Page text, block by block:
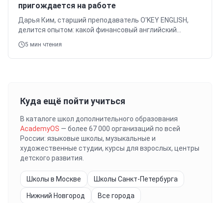
пригождается на работе
Дарья Ким, старший преподаватель O'KEY ENGLISH,
делится опытом: какой финансовый английский
действительно нужен аналитикам и финансистам. 30
кейсов, лексика, методики.
5 мин чтения
Куда ещё пойти учиться
В каталоге школ дополнительного образования
AcademyOS — более 67 000 организаций по всей
России: языковые школы, музыкальные и
художественные студии, курсы для взрослых, центры
детского развития.
Школы в Москве Школы Санкт-Петербурга
Нижний Новгород Все города